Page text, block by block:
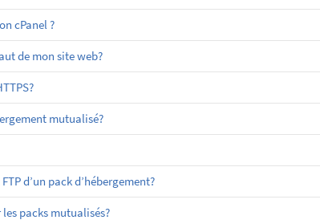
cPanel ?
de mon site web?
mutualisé?
d’un pack d’hébergement?
packs mutualisés?